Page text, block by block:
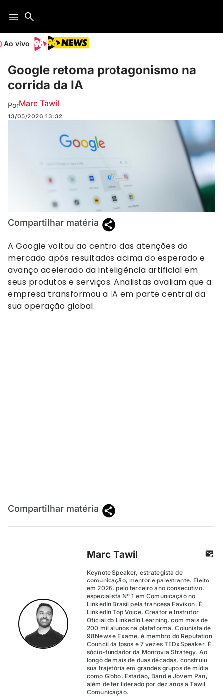
Ao vivo
Google retoma protagonismo na
corrida da IA
PorMarc Tawil
13/05/2026 13:32
Compartilhar matéria
A Google voltou ao centro das atenções do
mercado após resultados acima do esperado e
avanço acelerado da inteligência artificial em
seus produtos e serviços. Analistas avaliam que a
empresa transformou a IA em parte central da
sua operação global.
Compartilhar matéria
Marc Tawil
Keynote Speaker, estrategista de
comunicação, mentor e palestrante. Eleito
em 2026, pelo terceiro ano consecutivo,
especialista Nº 1 em Comunicação no
LinkedIn Brasil pela francesa Favikon. É
LinkedIn Top Voice, Creator e Instrutor
Oficial do LinkedIn Learning, com mais de
200 mil alunos na plataforma. Colunista de
98News e Exame, é membro do Reputation
Council da Ipsos e 7 vezes TEDxSpeaker. É
sócio-fundador da Monrovia Strategy. Ao
longo de mais de duas décadas, construiu
sua trajetória em grandes grupos de mídia
como Globo, Estadão, Band e Jovem Pan,
além de ter liderado por dez anos a Tawil
Comunicação.